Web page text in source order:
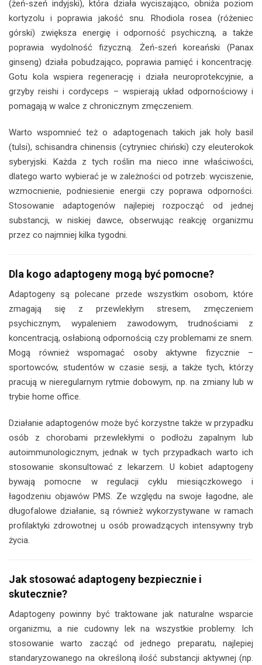
(żeń-szeń indyjski), która działa wyciszająco, obniża poziom
kortyzolu i poprawia jakość snu. Rhodiola rosea (różeniec
górski) zwiększa energię i odporność psychiczną, a także
poprawia wydolność fizyczną. Żeń-szeń koreański (Panax
ginseng) działa pobudzająco, poprawia pamięć i koncentrację.
Gotu kola wspiera regenerację i działa neuroprotekcyjnie, a
grzyby reishi i cordyceps – wspierają układ odpornościowy i
pomagają w walce z chronicznym zmęczeniem.
Warto wspomnieć też o adaptogenach takich jak holy basil
(tulsi), schisandra chinensis (cytryniec chiński) czy eleuterokok
syberyjski. Każda z tych roślin ma nieco inne właściwości,
dlatego warto wybierać je w zależności od potrzeb: wyciszenie,
wzmocnienie, podniesienie energii czy poprawa odporności.
Stosowanie adaptogenów najlepiej rozpocząć od jednej
substancji, w niskiej dawce, obserwując reakcję organizmu
przez co najmniej kilka tygodni.
Dla kogo adaptogeny mogą być pomocne?
Adaptogeny są polecane przede wszystkim osobom, które
zmagają się z przewlekłym stresem, zmęczeniem
psychicznym, wypaleniem zawodowym, trudnościami z
koncentracją, osłabioną odpornością czy problemami ze snem.
Mogą również wspomagać osoby aktywne fizycznie –
sportowców, studentów w czasie sesji, a także tych, którzy
pracują w nieregularnym rytmie dobowym, np. na zmiany lub w
trybie home office.
Działanie adaptogenów może być korzystne także w przypadku
osób z chorobami przewlekłymi o podłożu zapalnym lub
autoimmunologicznym, jednak w tych przypadkach warto ich
stosowanie skonsultować z lekarzem. U kobiet adaptogeny
bywają pomocne w regulacji cyklu miesiączkowego i
łagodzeniu objawów PMS. Ze względu na swoje łagodne, ale
długofalowe działanie, są również wykorzystywane w ramach
profilaktyki zdrowotnej u osób prowadzących intensywny tryb
życia.
Jak stosować adaptogeny bezpiecznie i
skutecznie?
Adaptogeny powinny być traktowane jak naturalne wsparcie
organizmu, a nie cudowny lek na wszystkie problemy. Ich
stosowanie warto zacząć od jednego preparatu, najlepiej
standaryzowanego na określoną ilość substancji aktywnej (np.